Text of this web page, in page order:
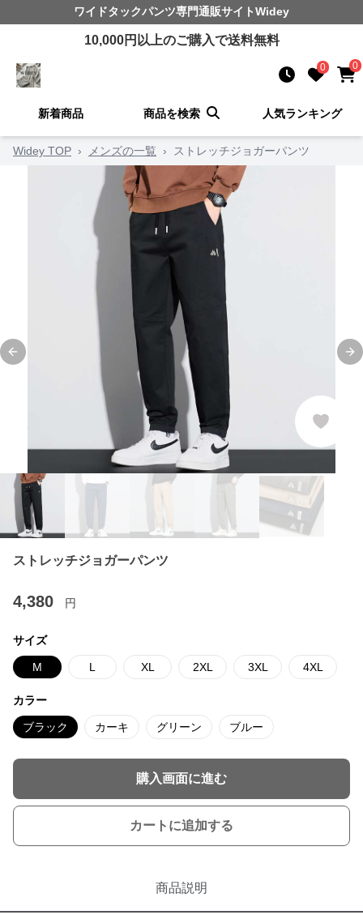
ワイドタックパンツ専門通販サイトWidey
10,000円以上のご購入で送料無料
0 0
新着商品 商品を検索 人気ランキング
Widey TOP › メンズの一覧 › ストレッチジョガーパンツ
Previous slide
ストレッチジョガーパンツ
4,380 円
サイズ
M L XL 2XL 3XL 4XL
カラー
ブラック カーキ グリーン ブルー
購入画面に進む
カートに追加する
商品説明